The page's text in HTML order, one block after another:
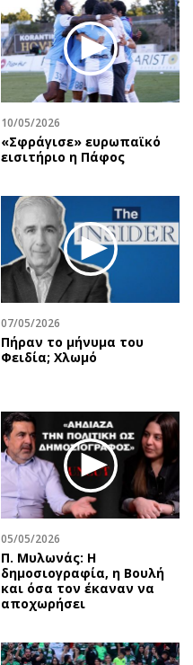
10/05/2026
«Σφράγισε» ευρωπαϊκό
εισιτήριο η Πάφος
07/05/2026
Πήραν το μήνυμα του
Φειδία; Χλωμό
05/05/2026
Π. Μυλωνάς: Η
δημοσιογραφία, η Βουλή
και όσα τον έκαναν να
αποχωρήσει